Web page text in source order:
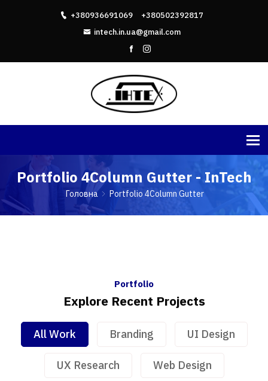
+380936691069
+380502392817
intech.in.ua@gmail.com
Portfolio 4Column Gutter - InTech
Головна Portfolio 4Column Gutter
Portfolio
Explore Recent Projects
All Work Branding UI Design
UX Research Web Design